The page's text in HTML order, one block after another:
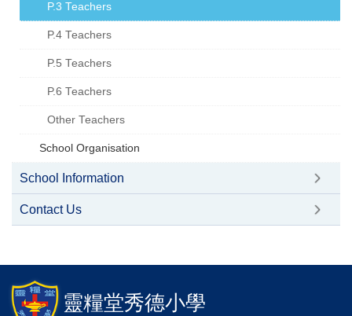
P.3 Teachers
P.4 Teachers
P.5 Teachers
P.6 Teachers
Other Teachers
School Organisation
School Information
Contact Us
靈糧堂秀德小學